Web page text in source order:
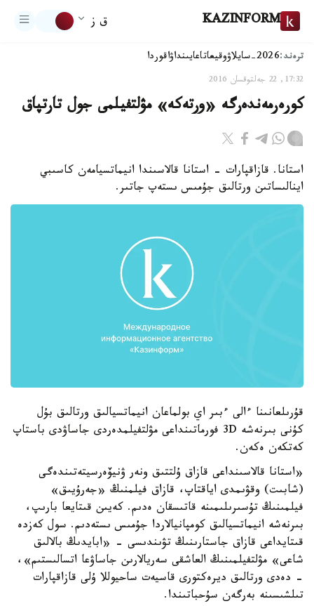
KAZINFORM ق ز
ترەند:2026-سايلاۋ وقيعاتاعايىنداۋاقوردا
17:32, 22 جەلتوقسان 2016
كورەرمەندەرگە «ورتەكە» مۋلتفيلمى جول تارتپاق
استانا. قازاقپارات - استانا قالاسىندا انيماتسيامەن كاسىبي
اينالىساتىن ورتالىق جۇمىس ىستەپ جاتىر.
قۇرىلعانىنا ءالى ءبىر اي بولماعان انيماتسيالىق ورتالىق بۇل
كۇنى بىرنەشە 3D فورماتىنداعى مۋلتفيلمدەردى جاساۋدى باستاپ
كەتكەن ەكەن.
«استانا قالاسىنداعى قازاق ۇلتتىق ونەر ۋنيۆەرسيتەتىندەگى
(شابىت) وقۋىمدى اياقتاپ، قازاق فيلمنىڭ «جەرۇيىق»
فيلمىنىڭ تۇسىرىلىمىنە قاتىسقان ەدىم. كەيىن قىتايعا بارىپ،
بىرنەشە انيماتسيالىق كومپانيالاردا جۇمىس ىستەدىم. سول كەزدە
قىتايداعى قازاق جاستارىنىڭ تۋىندىسى - «ابايدىڭ بالالىق
شاعى» مۋلتفيلمىنىڭ العاشقى سەريالارىن جاساۋعا اتسالىستىم»،
- دەدى ورتالىق ديرەكتورى قاسيەت ساحيوللا ۇلى قازاقپارات
تىلشىسىنە بەرگەن سۇحباتىندا.